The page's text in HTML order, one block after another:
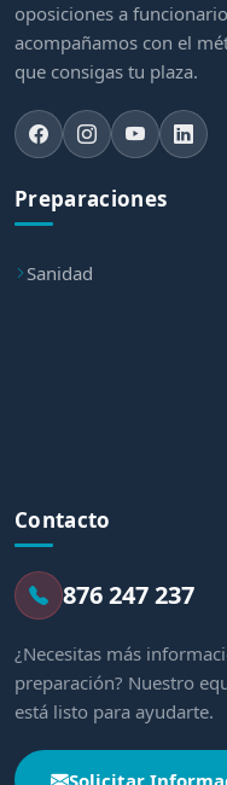
oposiciones a
acompañamos con el
que consigas tu plaza.
Preparaciones
Sanidad
Contacto
876 247 237
¿Necesitas más
preparación? Nuestro
está listo para ayudarte.